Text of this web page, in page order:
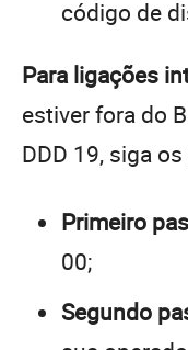
código de
Para ligações
estiver fora do
DDD 19, siga
Primeiro
00;
Segundo